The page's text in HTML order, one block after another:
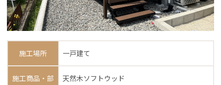
施工場所 一戸建て
施工商品・部
天然木ソフトウッド